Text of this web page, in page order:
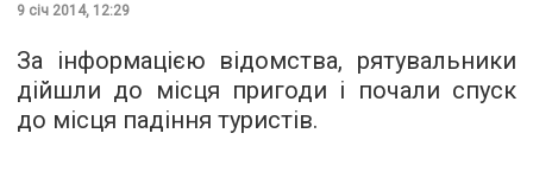
9 січ 2014, 12:29
За інформацією відомства, рятувальники
дійшли до місця пригоди і почали спуск
до місця падіння туристів.